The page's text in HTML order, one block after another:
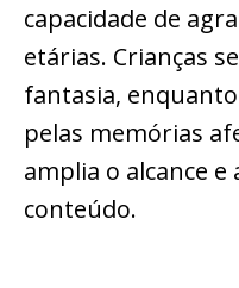
capacidade de
etárias. Crianças
fantasia,
pelas memórias
amplia o alcance e
conteúdo.